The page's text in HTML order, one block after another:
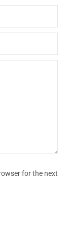
for the next